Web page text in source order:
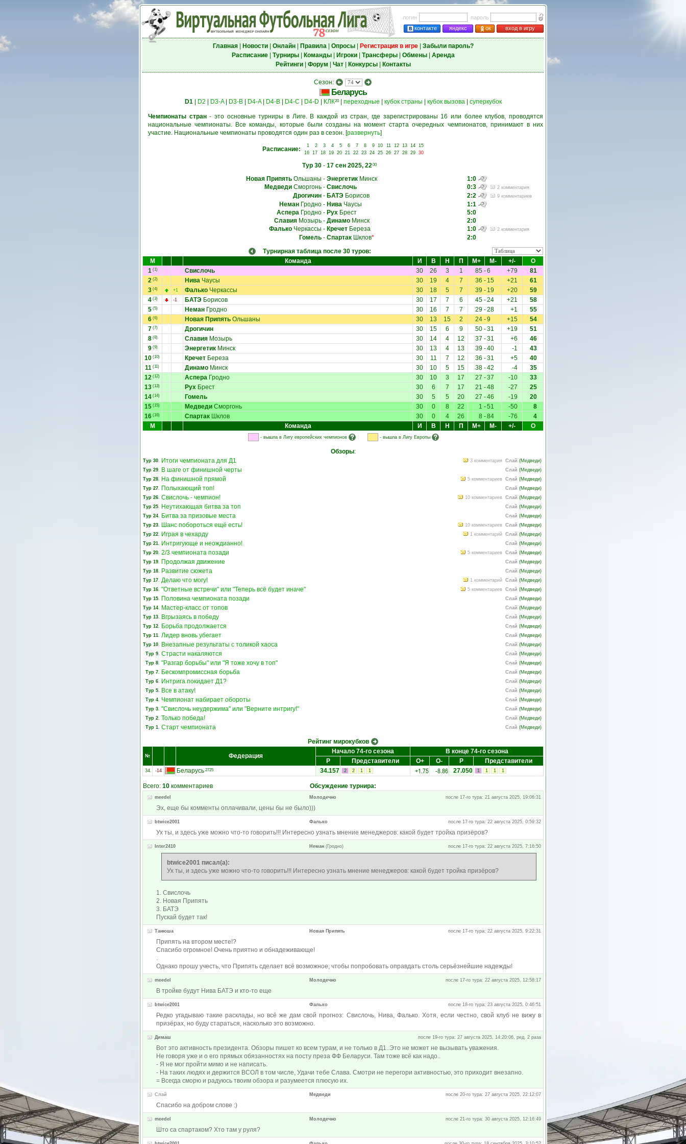
логин
пароль
контакте
яндекс ок вход в игру
Главная| Новости| Онлайн| Правила| Опросы| Регистрация в игре| Забыли пароль?
Расписание| Турниры| Команды| Игроки| Трансферы| Обмены| Аренда
Рейтинги| Форум Чат| Конкурсы| Контакты
Сезон:
Беларусь
D1| D2 D3-A| D3-B| D4-A| D4-B| D4-C D4-D КЛК20| переходные кубок страны кубок вызова| суперкубок
Чемпионаты стран- это основные турниры в Лиге. В каждой из стран, где зарегистрированы 16 или более клубов, проводятся
национальные чемпионаты. Все команды, которые были созданы на момент старта очередных чемпионатов, принимают в них
участие. Национальные чемпионаты проводятся один раз в сезон. [развернуть]
Расписание: 1 2 3 4 5 6 7 8 9 10 11 12 13 14
15
16
17 18 19 20 21 22 23 24 25 26 27 28 29 30
Тур 30- 17 сен 2025, 2200
Новая ПрипятьОльшаны - ЭнергетикМинск
1:0
МедведиСморгонь- Свислочь 0:3 2 комментария
Дрогичин- БАТЭ Борисов 2:2 9 комментариев
НеманГродно- НиваЧаусы
1:1
АспераГродно- РухБрест
5:0
СлавияМозырь- ДинамоМинск
2:0
ФалькоЧеркассы - КречетБереза 1:0 2 комментария
Гомель- СпартакШклов*
2:0
Турнирная таблица после 30 туров:
М
Команда И В Н П М+ М- +/-
О
1 (1) Свислочь 30 26 3 1 85 -6 +79
81
2 (2) Нива Чаусы 30 19 4 7 36 - 15 +21
61
3 (4) +1 Фалько Черкассы 30 18 5 7 39 - 19 +20
59
4 (3) -1 БАТЭ Борисов 30 17 7 6 45 -24 +21
58
5 (5) Неман Гродно 30 16 7 7 29 -28 +1
55
6 (6) Новая Припять Ольшаны 30 13 15 2 24 -9 +15
54
7 (7) Дрогичин 30 15 6 9 50 -31 +19
51
8 (8) Славия Мозырь 30 14 4 12 37 -31 +6
46
9 (9) Энергетик Минск 30 13 4 13 39 -40 -1
43
10 (10) Кречет Береза 30 11 7 12 36 -31 +5
40
11 (11) Динамо Минск 30 10 5 15 38 -42 -4
35
12 (12) Аспера Гродно 30 10 3 17 27 -37 -10
33
13 (13) Рух Брест 30 6 7 17 21 -48 -27
25
14 (14) Гомель 30 5 5 20 27 -46 -19
20
15 (15) Медведи Сморгонь 30 0 8 22 1 -51 -50
8
16 (16) Спартак Шклов 30 0 4 26 8 -84 -76
4
М
Команда И В Н П М+ М- +/- О
- вышла в Лигу европейских чемпионов - вышла в Лигу Европы
Обзоры:
Тур 30. Итоги чемпионата для Д1 3 комментария Слай (Медведи)
Тур 29. В шаге от финишной черты Слай (Медведи)
Тур 28. На финишной прямой 5 комментариев Слай (Медведи)
Тур 27. Полыхающий топ! Слай (Медведи)
Тур 26. Свислочь - чемпион! 10 комментариев Слай (Медведи)
Тур 25. Неутихающая битва за топ Слай (Медведи)
Тур 24. Битва за призовые места Слай (Медведи)
Тур 23. Шанс побороться ещё есть! 10 комментариев Слай (Медведи)
Тур 22. Играя в чехарду 1 комментарий Слай (Медведи)
Тур 21. Интригующе и неождианно! Слай (Медведи)
Тур 20. 2/3 чемпионата позади 5 комментариев Слай (Медведи)
Тур 19. Продолжая движение Слай (Медведи)
Тур 18. Развитие сюжета Слай (Медведи)
Тур 17. Делаю что могу! 1 комментарий Слай (Медведи)
Тур 16. "Ответные встречи" или "Теперь всё будет иначе" 5 комментариев Слай (Медведи)
Тур 15. Половина чемпионата позади Слай (Медведи)
Тур 14. Мастер-класс от топов Слай (Медведи)
Тур 13. Вгрызаясь в победу Слай (Медведи)
Тур 12. Борьба продолжается Слай (Медведи)
Тур 11. Лидер вновь убегает Слай (Медведи)
Тур 10. Внезапные результаты с толикой хаоса Слай (Медведи)
Тур 9. Страсти накаляются Слай (Медведи)
Тур 8. "Разгар борьбы" или "Я тоже хочу в топ" Слай (Медведи)
Тур 7. Бескомпромиссная борьба Слай (Медведи)
Тур 6. Интрига покидает Д1? Слай (Медведи)
Тур 5. Все в атаку! Слай (Медведи)
Тур 4. Чемпионат набирает обороты Слай (Медведи)
Тур 3. "Свислочь неудержима" или "Верните интригу!" Слай (Медведи)
Тур 2. Только победа! Слай (Медведи)
Тур 1. Старт чемпионата Слай (Медведи)
Рейтинг мирокубков
№ Федерация
Начало 74-го сезона
В конце 74-го сезона
Р
Представители О+ О- Р Представители
34. -14 Беларусь 2725 34.157 2 2 1 1 +1.75 -8.86 27.050 1 1 1 1
Всего: 10 комментариев Обсуждение турнира:
meedel Молодечно после 17-го тура: 21 августа 2025, 19:06:31
Эх, еще бы комменты оплачивали, цены бы не было)))
btwice2001 Фалько после 17-го тура: 22 августа 2025, 0:59:32
Ух ты, и здесь уже можно что-то говорить!!! Интересно узнать мнение менеджеров: какой будет тройка призёров?
Inter2410 Неман (Гродно) после 17-го тура: 22 августа 2025, 7:16:50
btwice2001 писал(а):
Ух ты, и здесь уже можно что-то говорить!!! Интересно узнать мнение менеджеров: какой будет тройка призёров?
1. Свислочь
2. Новая Припять
3. БАТЭ
Пускай будет так!
Tанюша Новая Припять после 17-го тура: 22 августа 2025, 9:22:31
Припять на втором месте!?
Спасибо огромное! Очень приятно и обнадеживающе!
.
Однако прошу учесть, что Припять сделает всё возможное, чтобы попробовать оправдать столь серьёзнейшие надежды!
meedel Молодечно после 17-го тура: 22 августа 2025, 12:58:17
В тройке будут Нива БАТЭ и кто-то еще
btwice2001 Фалько после 18-го тура: 23 августа 2025, 0:46:51
Редко угадываю такие расклады, но всё же дам свой прогноз: Свислочь, Нива, Фалько. Хотя, если честно, свой клуб не вижу в
призёрах, но буду стараться, насколько это возможно.
Димаш после 19-го тура: 27 августа 2025, 14:20:06, ред. 2 раза
Вот это активность президента. Обзоры пишет ко всем турам, и не только в Д1..Это не может не вызывать уважения.
Не говоря уже и о его прямых обязанностях на посту преза ФФ Беларуси. Там тоже всё как надо..
- Я не мог пройти мимо и не написать.
- На таких людях и держится ВСОЛ в том числе, Удачи тебе Слава. Смотри не перегори активностью, это приходит внезапно.
= Всегда сморю и радуюсь твоим обзора и разумеется плюсую их.
Слай Медведи после 20-го тура: 27 августа 2025, 22:12:07
Спасибо на добром слове :)
meedel Молодечно после 21-го тура: 30 августа 2025, 12:16:49
Што са спартаком? Хто там у руля?